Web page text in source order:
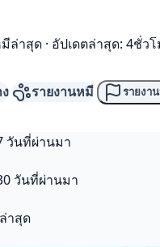
ล่าสุด · อัปเดตล่าสุด: 4ชั่ว
รายงานหมี รายงา
วันที่ผ่านมา
วันที่ผ่านมา
าสุด